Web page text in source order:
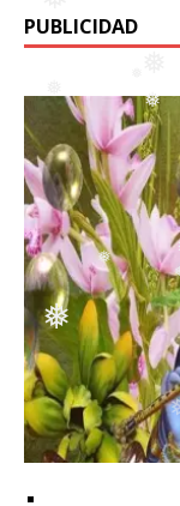
❅
❅
❅
❅
❅
❅
❅
❅
❅
PUBLICIDAD